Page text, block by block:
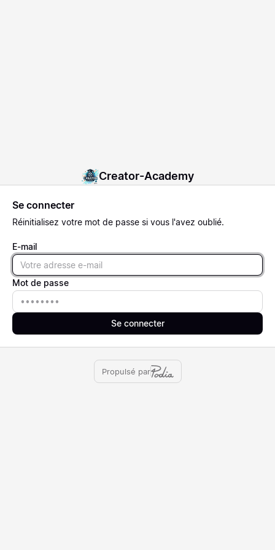
Creator-Academy
Se connecter
Réinitialisez votre mot de passe si vous l'avez oublié.
E-mail
Email
Mot de passe
Mot de passe
Se connecter
Propulsé par